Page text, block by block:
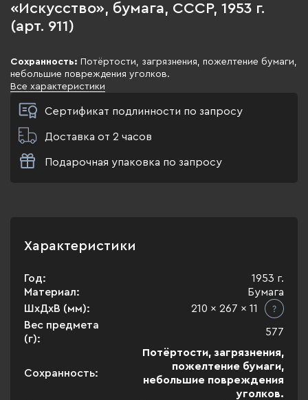
«Искусство», бумага, СССР, 1953 г.
(арт. 911)
Сохранность: Потёртости, загрязнения, пожелтение бумаги,
небольшие повреждения уголков.
Все характеристики
Сертификат подлинности по запросу
Доставка от 2 часов
Подарочная упаковка по запросу
Характеристики
Год:
1953 г.
Материал:
Бумага
ШхДхВ (мм):
210 x 267 x 11
Вес предмета
(г):
577
Сохранность:
Потёртости, загрязнения,
пожелтение бумаги,
небольшие повреждения
уголков.